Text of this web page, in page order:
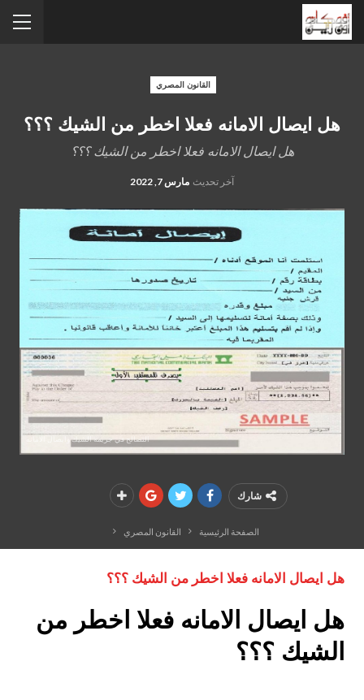
القانون المصري
هل ايصال الامانه فعلا اخطر من الشيك ؟؟؟
هل ايصال الامانه فعلا اخطر من الشيك ؟؟؟
آخر تحديث مارس 7, 2022
التصالح في جريمة الشيك وايصال الامانه
شارك
الصفحة الرئيسية القانون المصري
هل ايصال الامانه فعلا اخطر من الشيك ؟؟؟
هل ايصال الامانه فعلا اخطر من
الشيك ؟؟؟